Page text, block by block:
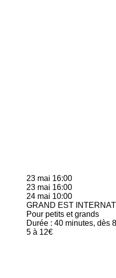
23 mai 16:00
23 mai 16:00
24 mai 10:00
GRAND EST
Pour petits et grands
Durée : 40 minutes, dès
5 à 12€